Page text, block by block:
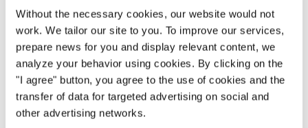
Without the necessary cookies, our website would not
work. We tailor our site to you. To improve our services,
prepare news for you and display relevant content, we
analyze your behavior using cookies. By clicking on the
"I agree" button, you agree to the use of cookies and the
transfer of data for targeted advertising on social and
other advertising networks.
Alicja Mendel
PL (преведи)
Клиент, проверен чрез покупка на
продукт
Rodzynki sultana BIO RAW